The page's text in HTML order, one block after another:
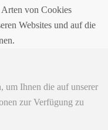
Arten von Cookies
Websites und auf die
um Ihnen die auf unserer
zur Verfügung zu